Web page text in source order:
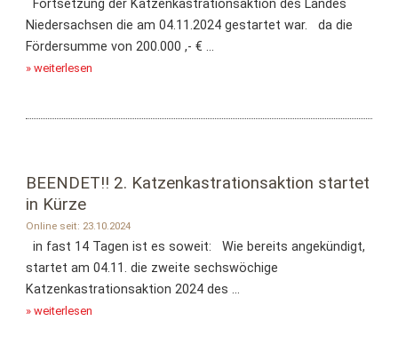
Fortsetzung der Katzenkastrationsaktion des Landes
Niedersachsen die am 04.11.2024 gestartet war. da die
Fördersumme von 200.000 ,- € ...
» weiterlesen
BEENDET!! 2. Katzenkastrationsaktion startet
in Kürze
Online seit: 23.10.2024
in fast 14 Tagen ist es soweit: Wie bereits angekündigt,
startet am 04.11. die zweite sechswöchige
Katzenkastrationsaktion 2024 des ...
» weiterlesen